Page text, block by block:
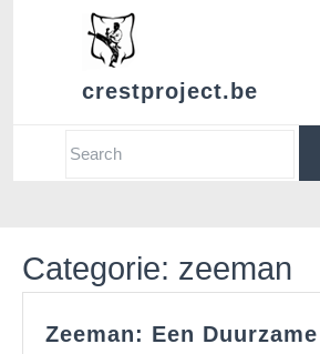
crestproject.be
Search
Categorie: zeeman
Zeeman: Een